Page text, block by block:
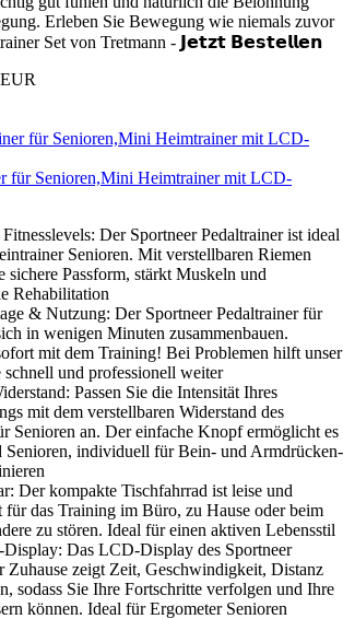
Erleben Sie Bewegung wie niemals zuvor
Set von Tretmann - 𝗝𝗲𝘁𝘇𝘁 𝗕𝗲𝘀𝘁𝗲𝗹𝗹𝗲𝗻
für Senioren,Mini Heimtrainer mit LCD-
Der Sportneer Pedaltrainer ist ideal
Senioren. Mit verstellbaren Riemen
sichere Passform, stärkt Muskeln und
Rehabilitation
& Nutzung: Der Sportneer Pedaltrainer für
in wenigen Minuten zusammenbauen.
mit dem Training! Bei Problemen hilft unser
und professionell weiter
Passen Sie die Intensität Ihres
mit dem verstellbaren Widerstand des
Senioren an. Der einfache Knopf ermöglicht es
Senioren, individuell für Bein- und Armdrücken-
Der kompakte Tischfahrrad ist leise und
für das Training im Büro, zu Hause oder beim
zu stören. Ideal für einen aktiven Lebensstil
Das LCD-Display des Sportneer
Zuhause zeigt Zeit, Geschwindigkeit, Distanz
sodass Sie Ihre Fortschritte verfolgen und Ihre
können. Ideal für Ergometer Senioren